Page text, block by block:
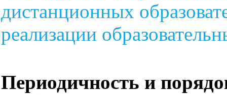
дистанционных
реализации
Периодичность и